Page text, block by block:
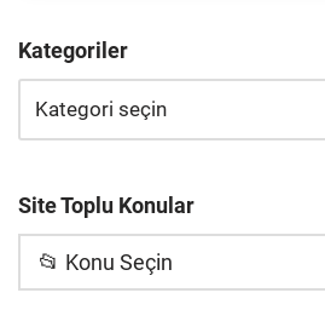
Kategoriler
Site Toplu Konular
📂 Konu Seçin